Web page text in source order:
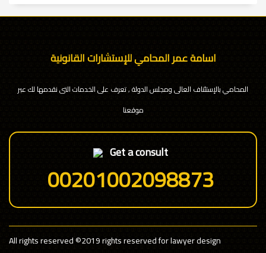
اسامة عمر المحامي للإستشارات القانونية
المحامي بالإستئناف العالى ومجلس الدولة , تعرف على الخدمات التى نقدمها لك عبر
موقعنا
Get a consult
00201002098873
All rights reserved©2019 rights reserved for lawyer design